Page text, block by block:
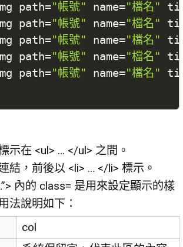
path="帳號" name="檔名"
path="帳號" name="檔名"
path="帳號" name="檔名"
path="帳號" name="檔名"
path="帳號" name="檔名"
示在 <ul> … </ul> 之間。
結，前後以 <li> … </li> 標示。
內的 class= 是用來設定顯示的樣
法說明如下：
col